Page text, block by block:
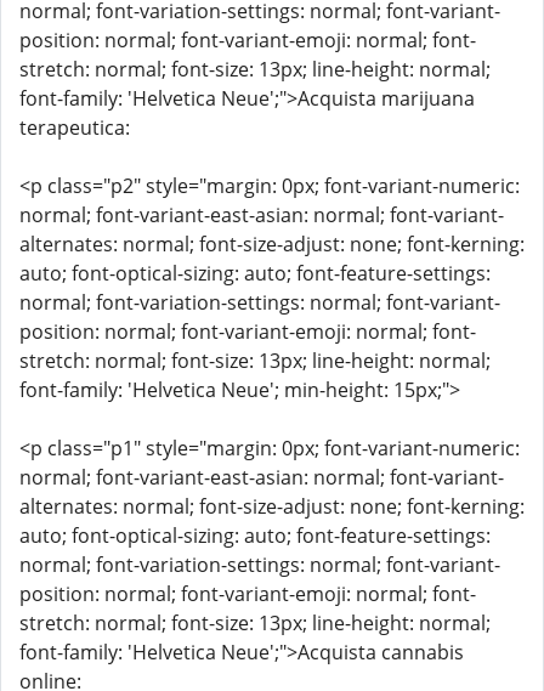
normal; font-variation-settings: normal; font-variant-
position: normal; font-variant-emoji: normal; font-
stretch: normal; font-size: 13px; line-height: normal;
font-family: 'Helvetica Neue';">Acquista marijuana
terapeutica:
<p class="p2" style="margin: 0px; font-variant-numeric:
normal; font-variant-east-asian: normal; font-variant-
alternates: normal; font-size-adjust: none; font-kerning:
auto; font-optical-sizing: auto; font-feature-settings:
normal; font-variation-settings: normal; font-variant-
position: normal; font-variant-emoji: normal; font-
stretch: normal; font-size: 13px; line-height: normal;
font-family: 'Helvetica Neue'; min-height: 15px;">
<p class="p1" style="margin: 0px; font-variant-numeric:
normal; font-variant-east-asian: normal; font-variant-
alternates: normal; font-size-adjust: none; font-kerning:
auto; font-optical-sizing: auto; font-feature-settings:
normal; font-variation-settings: normal; font-variant-
position: normal; font-variant-emoji: normal; font-
stretch: normal; font-size: 13px; line-height: normal;
font-family: 'Helvetica Neue';">Acquista cannabis
online: